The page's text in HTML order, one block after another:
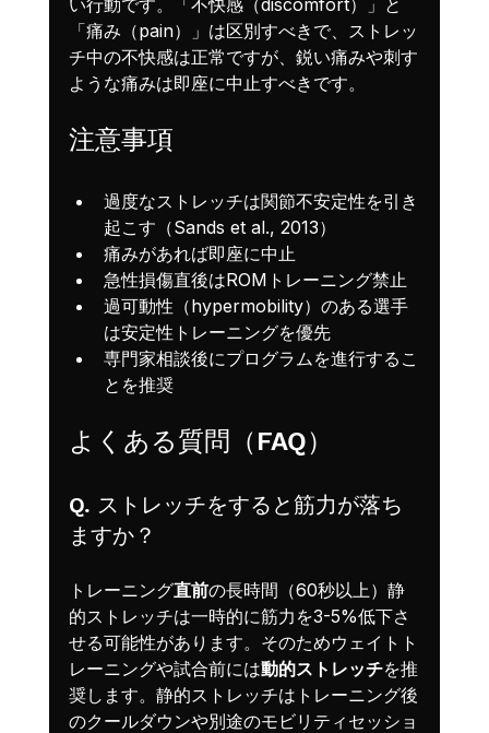
「痛み（pain）」は区別すべきで、ストレッ
チ中の不快感は正常ですが、鋭い痛みや刺す
ような痛みは即座に中止すべきです。
注意事項
過度なストレッチは関節不安定性を引き
起こす（Sands et al., 2013）
痛みがあれば即座に中止
急性損傷直後はROMトレーニング禁止
過可動性（hypermobility）のある選手
は安定性トレーニングを優先
専門家相談後にプログラムを進行するこ
とを推奨
よくある質問（FAQ）
Q. ストレッチをすると筋力が落ち
ますか？
トレーニング直前の長時間（60秒以上）静
的ストレッチは一時的に筋力を3-5%低下さ
せる可能性があります。そのためウェイトト
レーニングや試合前には動的ストレッチを推
奨します。静的ストレッチはトレーニング後
のクールダウンや別途のモビリティセッショ